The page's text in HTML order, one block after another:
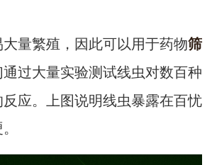
量繁殖，因此可以用于药物筛
过大量实验测试线虫对数百种
应。上图说明线虫暴露在百忧